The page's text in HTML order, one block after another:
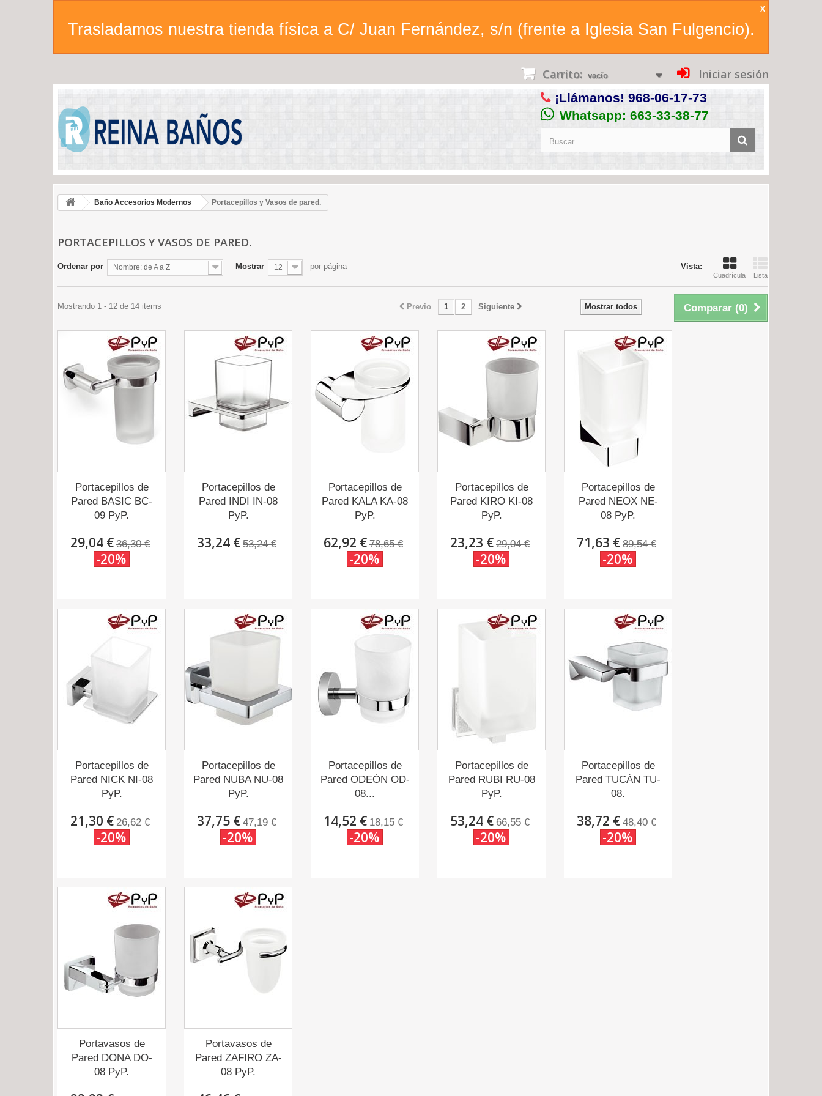
Trasladamos nuestra tienda física a C/ Juan Fernández, s/n (frente a Iglesia San Fulgencio).
X
Iniciar sesión
Carrito: vacío
¡Llámanos! 968-06-17-73
Whatsapp: 663-33-38-77
Baño Accesorios Modernos Portacepillos y Vasos de pared.
PORTACEPILLOS Y VASOS DE PARED.
Vista:
Cuadrícula Lista
Ordenar por Nombre: de A a Z Mostrar 12 por página
Comparar (0)
Mostrar todos
Previo 1 2 Siguiente
Mostrando 1 - 12 de 14 items
Portacepillos de
Pared BASIC BC-
09 PyP.
29,04 € 36,30 €
-20%
Portacepillos de
Pared INDI IN-08
PyP.
33,24 € 53,24 €
Portacepillos de
Pared KALA KA-08
PyP.
62,92 € 78,65 €
-20%
Portacepillos de
Pared KIRO KI-08
PyP.
23,23 € 29,04 €
-20%
Portacepillos de
Pared NEOX NE-
08 PyP.
71,63 € 89,54 €
-20%
Portacepillos de
Pared NICK NI-08
PyP.
21,30 € 26,62 €
-20%
Portacepillos de
Pared NUBA NU-08
PyP.
37,75 € 47,19 €
-20%
Portacepillos de
Pared ODEÓN OD-
08...
14,52 € 18,15 €
-20%
Portacepillos de
Pared RUBI RU-08
PyP.
53,24 € 66,55 €
-20%
Portacepillos de
Pared TUCÁN TU-
08.
38,72 € 48,40 €
-20%
Portavasos de
Pared DONA DO-
08 PyP.
Portavasos de
Pared ZAFIRO ZA-
08 PyP.